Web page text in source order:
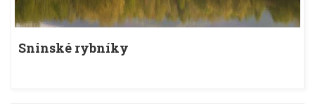
Sninské rybníky